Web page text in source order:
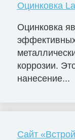
Оцинковка
Оцинковка
коррозии.
нанесение...
Сайт